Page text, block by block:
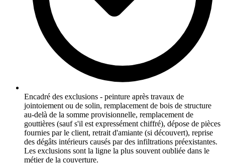
Encadré des exclusions - peinture après travaux de
jointoiement ou de solin, remplacement de bois de structure
au-delà de la somme provisionnelle, remplacement de
gouttières (sauf s'il est expressément chiffré), dépose de pièces
fournies par le client, retrait d'amiante (si découvert), reprise
des dégâts intérieurs causés par des infiltrations préexistantes.
Les exclusions sont la ligne la plus souvent oubliée dans le
métier de la couverture.